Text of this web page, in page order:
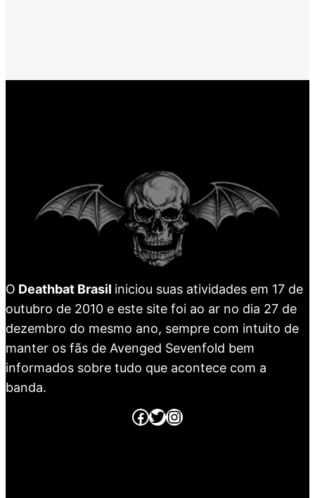
O Deathbat Brasil iniciou suas atividades em 17 de
outubro de 2010 e este site foi ao ar no dia 27 de
dezembro do mesmo ano, sempre com intuito de
manter os fãs de Avenged Sevenfold bem
informados sobre tudo que acontece com a
banda.
Página no Facebook
Página no Twitter
Página no Instagram